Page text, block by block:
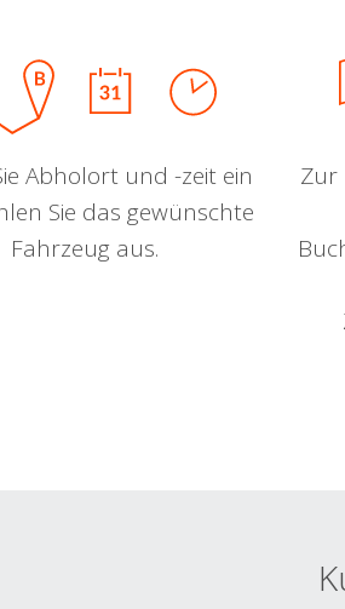
Abholort und -zeit ein
Sie das gewünschte
Fahrzeug aus.
Zur